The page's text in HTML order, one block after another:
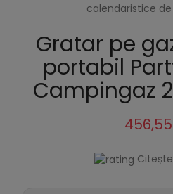
calendaristice
Gratar pe
portabil
Campingaz